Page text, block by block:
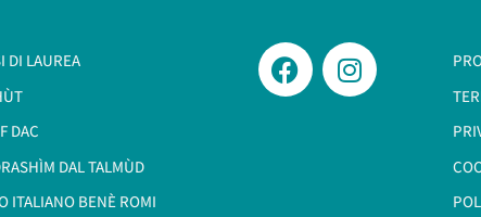
DI LAUREA
DAC
DAL TALMÙD
ITALIANO BENÈ ROMI​